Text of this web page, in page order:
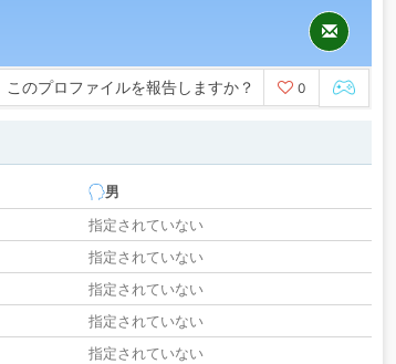
このプロファイルを報告しますか？ 0
男
指定されていない
指定されていない
指定されていない
指定されていない
指定されていない